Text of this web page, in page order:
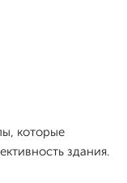
которые
здания.